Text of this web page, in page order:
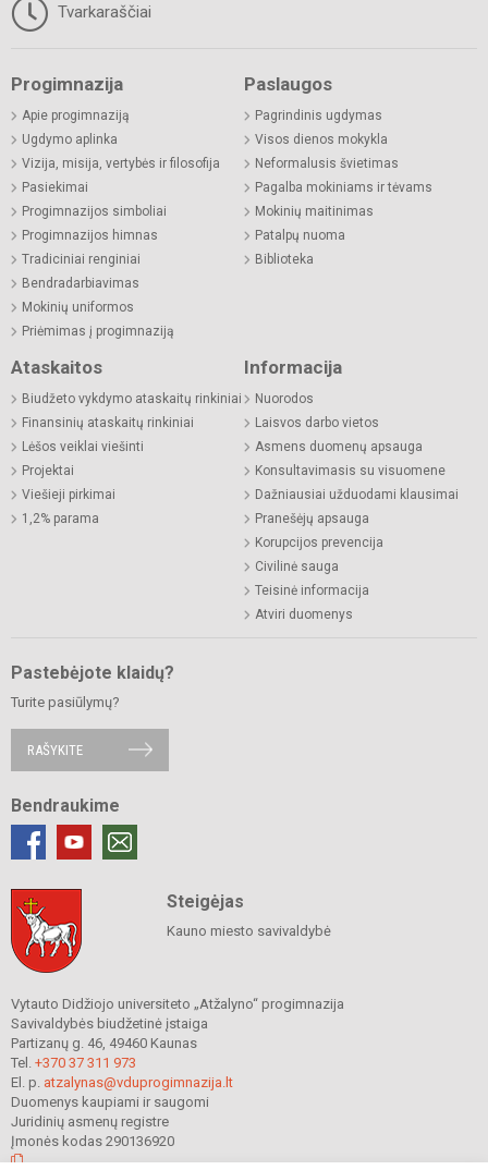
Tvarkaraščiai
Progimnazija
Apie progimnaziją
Ugdymo aplinka
Vizija, misija, vertybės ir filosofija
Pasiekimai
Progimnazijos simboliai
Progimnazijos himnas
Tradiciniai renginiai
Bendradarbiavimas
Mokinių uniformos
Priėmimas į progimnaziją
Paslaugos
Pagrindinis ugdymas
Visos dienos mokykla
Neformalusis švietimas
Pagalba mokiniams ir tėvams
Mokinių maitinimas
Patalpų nuoma
Biblioteka
Ataskaitos
Biudžeto vykdymo ataskaitų rinkiniai
Finansinių ataskaitų rinkiniai
Lėšos veiklai viešinti
Projektai
Viešieji pirkimai
1,2% parama
Informacija
Nuorodos
Laisvos darbo vietos
Asmens duomenų apsauga
Konsultavimasis su visuomene
Dažniausiai užduodami klausimai
Pranešėjų apsauga
Korupcijos prevencija
Civilinė sauga
Teisinė informacija
Atviri duomenys
Pastebėjote klaidų?
Turite pasiūlymų?
RAŠYKITE
Bendraukime
Steigėjas
Kauno miesto savivaldybė
Vytauto Didžiojo universiteto „Atžalyno“ progimnazija
Savivaldybės biudžetinė įstaiga
Partizanų g. 46, 49460 Kaunas
Tel. +370 37 311 973
El. p. atzalynas@vduprogimnazija.lt
Duomenys kaupiami ir saugomi
Juridinių asmenų registre
Įmonės kodas 290136920